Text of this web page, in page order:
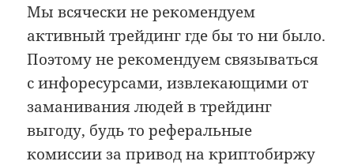
Мы всячески не рекомендуем
активный трейдинг где бы то ни было.
Поэтому не рекомендуем связываться
с инфоресурсами, извлекающими от
заманивания людей в трейдинг
выгоду, будь то реферальные
комиссии за привод на криптобиржу